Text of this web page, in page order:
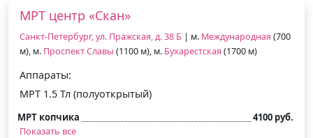
МРТ центр «Скан»
Санкт-Петербург, ул. Пражская, д. 38 Б | м. Международная (700
м), м. Проспект Славы (1100 м), м. Бухарестская (1700 м)
Аппараты:
МРТ 1.5 Тл (полуоткрытый)
МРТ копчика
4100 руб.
Показать все